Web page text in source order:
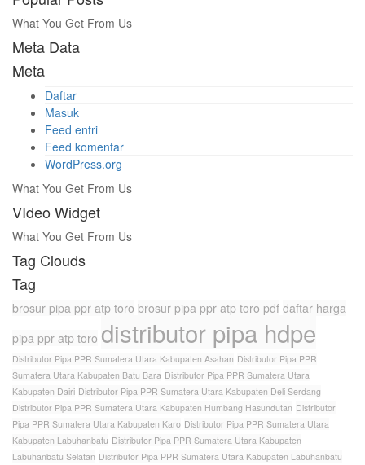
What You Get From Us
Meta Data
Meta
Daftar
Masuk
Feed entri
Feed komentar
WordPress.org
What You Get From Us
VIdeo Widget
What You Get From Us
Tag Clouds
Tag
brosur pipa ppr atp toro brosur pipa ppr atp toro pdf daftar harga
pipa ppr atp toro distributor pipa hdpe
Distributor Pipa PPR Sumatera Utara Kabupaten Asahan Distributor Pipa PPR
Sumatera Utara Kabupaten Batu Bara Distributor Pipa PPR Sumatera Utara
Kabupaten Dairi Distributor Pipa PPR Sumatera Utara Kabupaten Deli Serdang
Distributor Pipa PPR Sumatera Utara Kabupaten Humbang Hasundutan Distributor
Pipa PPR Sumatera Utara Kabupaten Karo Distributor Pipa PPR Sumatera Utara
Kabupaten Labuhanbatu Distributor Pipa PPR Sumatera Utara Kabupaten
Labuhanbatu Selatan Distributor Pipa PPR Sumatera Utara Kabupaten Labuhanbatu